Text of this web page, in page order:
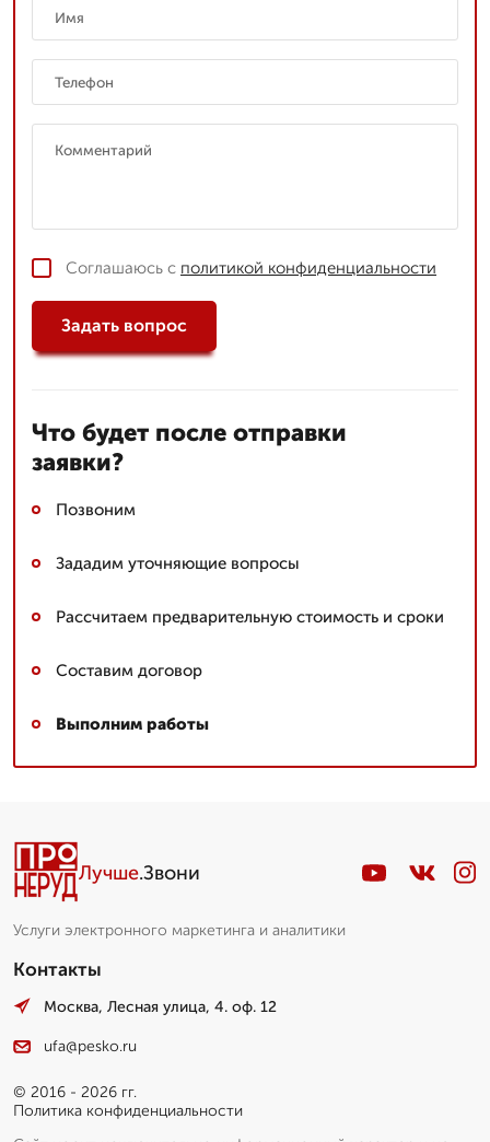
Соглашаюсь с политикой конфиденциальности
Задать вопрос
Что будет после отправки
заявки?
Позвоним
Зададим уточняющие вопросы
Рассчитаем предварительную стоимость и сроки
Составим договор
Выполним работы
Лучше.Звони
Услуги электронного маркетинга и аналитики
Контакты
Москва, Лесная улица, 4. оф. 12
ufa@pesko.ru
© 2016 - 2026 гг.
Политика конфиденциальности